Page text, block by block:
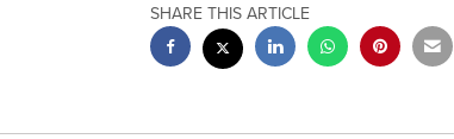
SHARE THIS ARTICLE